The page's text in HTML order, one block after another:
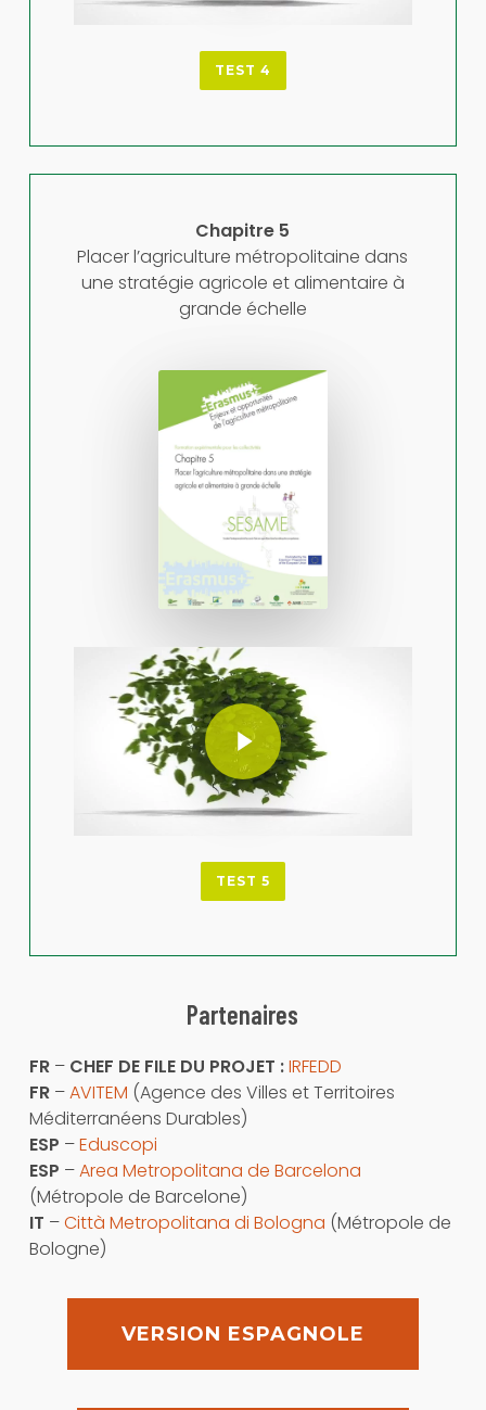
TEST 4
Chapitre 5
Placer l’agriculture métropolitaine dans
une stratégie agricole et alimentaire à
grande échelle
Play Video
Play Video
TEST 5
Partenaires
FR – CHEF DE FILE DU PROJET :IRFEDD
FR –AVITEM (Agence des Villes et Territoires
Méditerranéens Durables)
ESP –Eduscopi
ESP –Area Metropolitana de Barcelona
(Métropole de Barcelone)
IT –Città Metropolitana di Bologna (Métropole de
Bologne)
VERSION ESPAGNOLE